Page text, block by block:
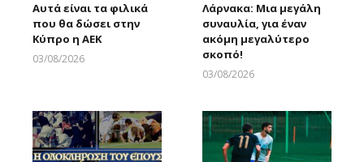
Αυτά είναι τα φιλικά
που θα δώσει στην
Κύπρο η ΑΕΚ
03/08/2026
Λάρνακα: Μια μεγάλη
συναυλία, για έναν
ακόμη μεγαλύτερο
σκοπό!
03/08/2026